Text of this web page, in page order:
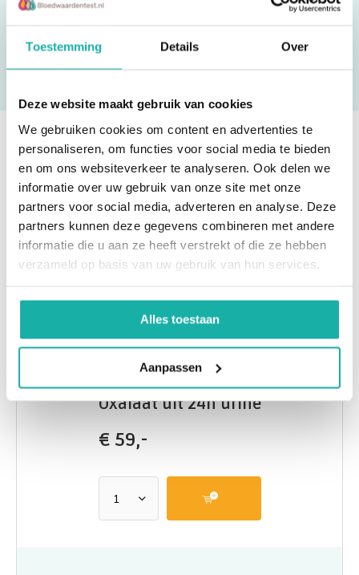
Toestemming Details Over
Deze website maakt gebruik van cookies
We gebruiken cookies om content en advertenties te
personaliseren, om functies voor social media te bieden
en om ons websiteverkeer te analyseren. Ook delen we
informatie over uw gebruik van onze site met onze
partners voor social media, adverteren en analyse. Deze
partners kunnen deze gegevens combineren met andere
informatie die u aan ze heeft verstrekt of die ze hebben
verzameld op basis van uw gebruik van hun services.
Alles toestaan
Aanpassen
Ben je eruit? Bestel direct!
Oxalaat uit 24h urine
€ 59,-